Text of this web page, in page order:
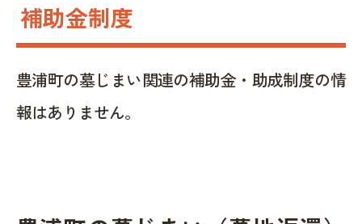
補助金制度
豊浦町の墓じまい関連の補助金・助成制度の情
報はありません。